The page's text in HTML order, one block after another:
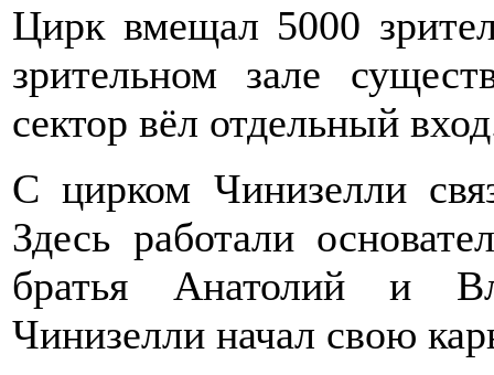
Цирк вмещал 5000
зрительном зале
сектор вёл отдельный
С цирком Чинизелли
Здесь работали
братья Анатолий и
Чинизелли начал свою